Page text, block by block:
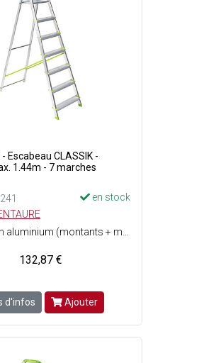
- Escabeau CLASSIK -
1.44m - 7 marches
en stock
132,87 €
d'infos Ajouter